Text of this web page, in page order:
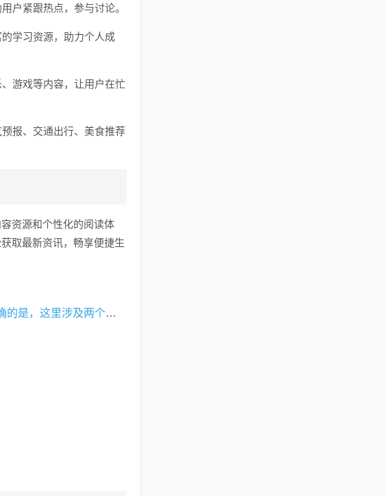
户紧跟热点，参与讨论。
学习资源，助力个人成
游戏等内容，让用户在忙
报、交通出行、美食推荐
资源和个性化的阅读体
取最新资讯，畅享便捷生
关于姓袁的女明星有哪些同狠狠干最新网址这个主题，我们需要明确的是，这里涉及两个核心点，一是关于姓袁的女明星的资讯，二是关于某种可能与娱乐相关的网址或内容。对此，我们将从定义、专家见解、应用与操作指南以及防范虚假宣传等方面进行深入阐述。